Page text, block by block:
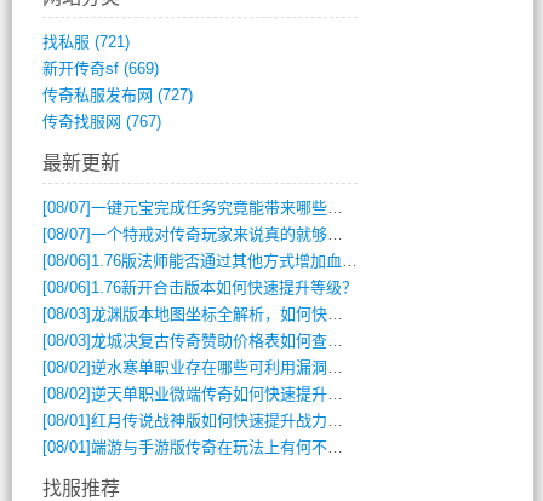
找私服 (721)
新开传奇sf(669)
传奇私服发布网 (727)
传奇找服网 (767)
最新更新
[08/07]一键元宝完成任务究竟能带来哪些超值优势？
[08/07]一个特戒对传奇玩家来说真的就够用了吗？
[08/06] 1.76版法师能否通过其他方式增加血量？
[08/06] 1.76新开合击版本如何快速提升等级？
[08/03]龙渊版本地图坐标全解析，如何快速定位BOSS位置？
[08/03]龙城决复古传奇赞助价格表如何查询？
[08/02]逆水寒单职业存在哪些可利用漏洞？如何快速提升战力？
[08/02]逆天单职业微端传奇如何快速提升战力？新手必看攻略
[08/01]红月传说战神版如何快速提升战力？新手攻略全解析？
[08/01]端游与手游版传奇在玩法上有何不同？
找服推荐